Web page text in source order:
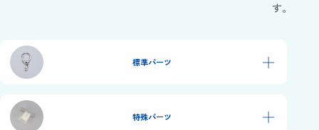
す。
標準パーツ ＋
特殊パーツ ＋